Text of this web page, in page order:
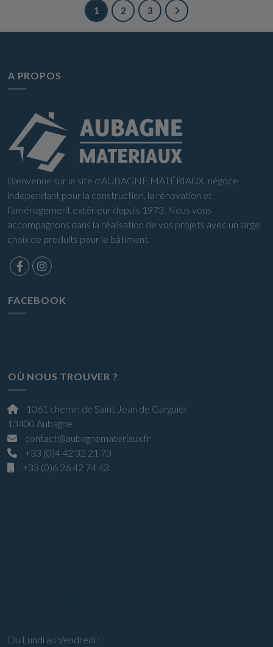
1 2 3
A PROPOS
Bienvenue sur le site d'AUBAGNE MATÉRIAUX, négoce
indépendant pour la construction, la rénovation et
l'aménagement extérieur depuis 1973. Nous vous
accompagnons dans la réalisation de vos projets avec un large
choix de produits pour le bâtiment.
FACEBOOK
OÙ NOUS TROUVER ?
1061 chemin de Saint Jean de Garguier
13400 Aubagne
contact@aubagnemateriaux.fr
+33 (0)4 42 32 21 73
+33 (0)6 26 42 74 43
Du Lundi au Vendredi :